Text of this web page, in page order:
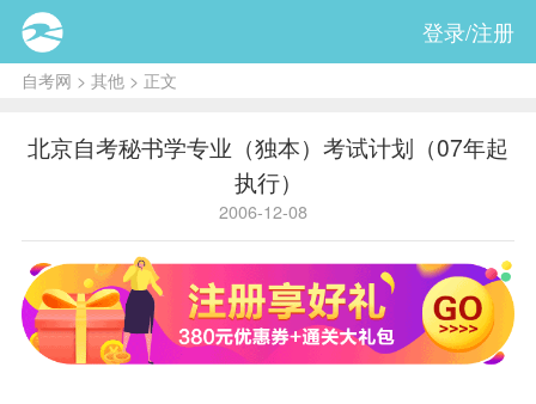
登录/注册
自考网 > 其他 > 正文
北京自考秘书学专业（独本）考试计划（07年起
执行）
2006-12-08